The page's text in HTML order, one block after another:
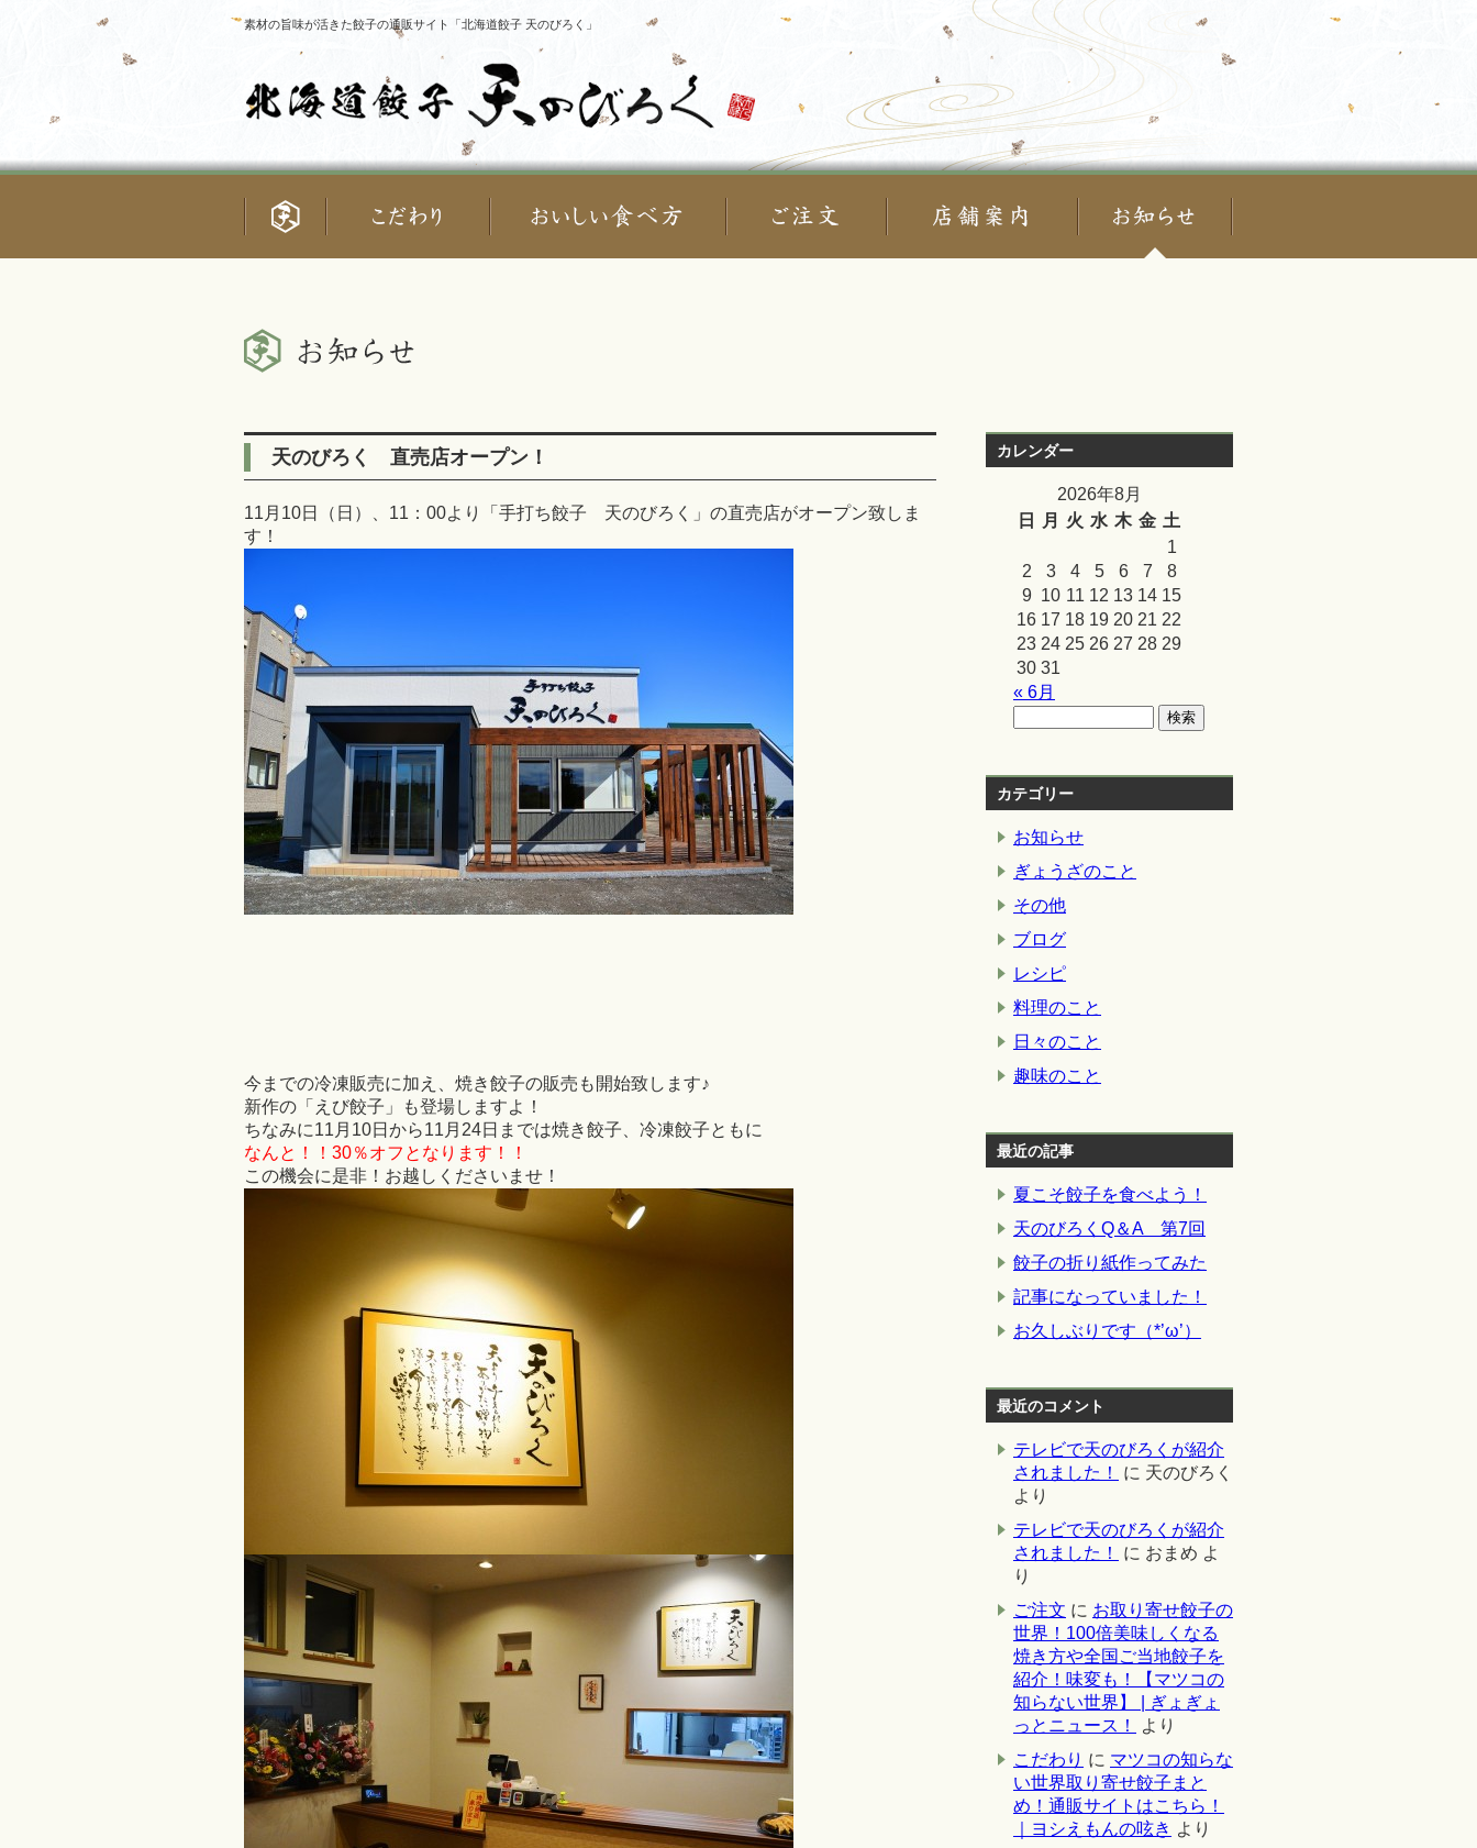
素材の旨味が活きた餃子の通販サイト「北海道餃子 天のびろく」
天のびろく 直売店オープン！
11月10日（日）、11：00より「手打ち餃子 天のびろく」の直売店がオープン致しま
す！
今までの冷凍販売に加え、焼き餃子の販売も開始致します♪
新作の「えび餃子」も登場しますよ！
ちなみに11月10日から11月24日までは焼き餃子、冷凍餃子ともに
なんと！！30％オフとなります！！
この機会に是非！お越しくださいませ！
カレンダー
2026年8月
日
月 火 水 木 金 土
1
2
3 4 5 6 7
8
9 10 11 12 13 14 15
16 17 18 19 20 21 22
23 24 25 26 27 28 29
30 31
« 6月
カテゴリー
お知らせ
ぎょうざのこと
その他
ブログ
レシピ
料理のこと
日々のこと
趣味のこと
最近の記事
夏こそ餃子を食べよう！
天のびろくQ＆A 第7回
餃子の折り紙作ってみた
記事になっていました！
お久しぶりです（*’ω’）
最近のコメント
テレビで天のびろくが紹介
されました！
に 天のびろく
より
テレビで天のびろくが紹介
されました！
に おまめ よ
り
ご注文 に お取り寄せ餃子の
世界！100倍美味しくなる
焼き方や全国ご当地餃子を
紹介！味変も！【マツコの
知らない世界】 | ぎょぎょ
っとニュース！
より
こだわり に マツコの知らな
い世界取り寄せ餃子まと
め！通販サイトはこちら！
｜ヨシえもんの呟き より